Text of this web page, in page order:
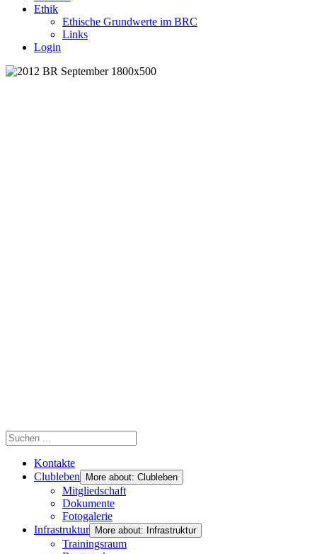
Ethik
Ethische Grundwerte im BRC
Links
Login
Kontakte
Clubleben
More about: Clubleben
Mitgliedschaft
Dokumente
Fotogalerie
Infrastruktur
More about: Infrastruktur
Trainingsraum